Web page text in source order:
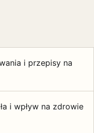
i przepisy na
i wpływ na zdrowie